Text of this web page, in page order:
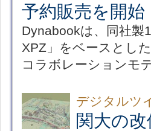
予約販売を開
Dynabookは、同社
XPZ」をベースとし
コラボレーションモ
デジタルツ
関大の